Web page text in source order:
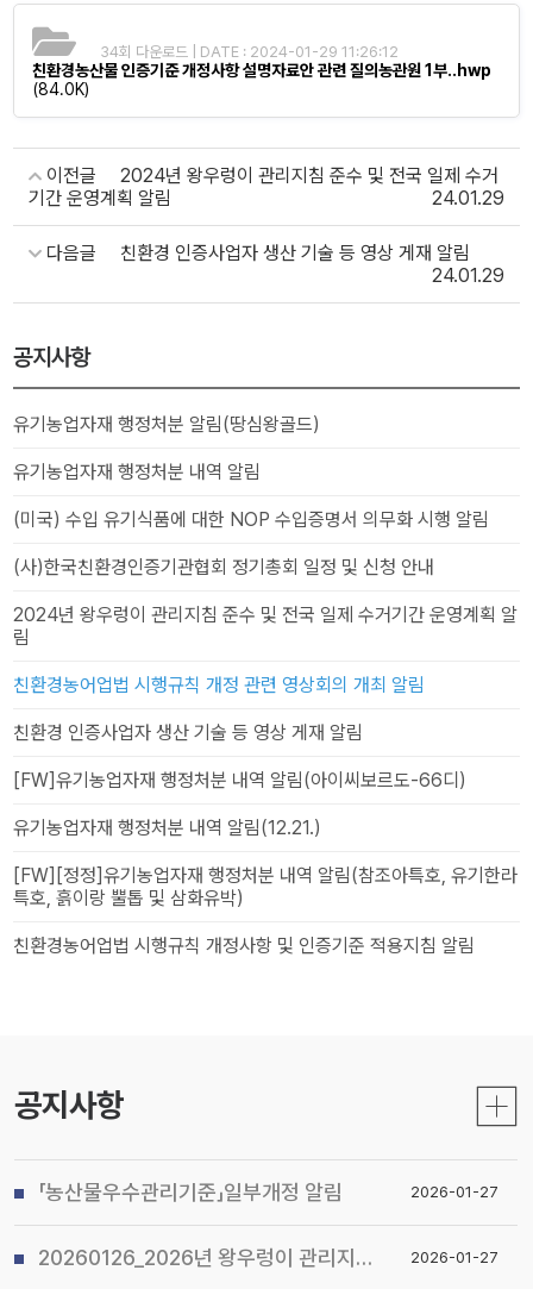
공지사항
유기농업자재 행정처분 알림(땅심왕골드)
유기농업자재 행정처분 내역 알림
(미국) 수입 유기식품에 대한 NOP 수입증명서 의무화 시행 알림
(사)한국친환경인증기관협회 정기총회 일정 및 신청 안내
2024년 왕우렁이 관리지침 준수 및 전국 일제 수거기간 운영계획 알
림
친환경농어업법 시행규칙 개정 관련 영상회의 개최 알림
친환경 인증사업자 생산 기술 등 영상 게재 알림
[FW]유기농업자재 행정처분 내역 알림(아이씨보르도-66디)
유기농업자재 행정처분 내역 알림(12.21.)
[FW][정정]유기농업자재 행정처분 내역 알림(참조아특호, 유기한라
특호, 흙이랑 뿔톱 및 삼화유박)
친환경농어업법 시행규칙 개정사항 및 인증기준 적용지침 알림
친환경농산물 인증기준 개정사항 설명자료안 관련 질의농관원 1부..hwp
(84.0K)
34회 다운로드 | DATE : 2024-01-29 11:26:12
이전글
2024년 왕우렁이 관리지침 준수 및 전국 일제 수거
기간 운영계획 알림
24.01.29
다음글
친환경 인증사업자 생산 기술 등 영상 게재 알림
24.01.29
공지사항
「농산물우수관리기준」일부개정 알림 2026-01-27
20260126_2026년 왕우렁이 관리지침 및 전국 일제 수거기간 운영계획 알림 2026-01-27